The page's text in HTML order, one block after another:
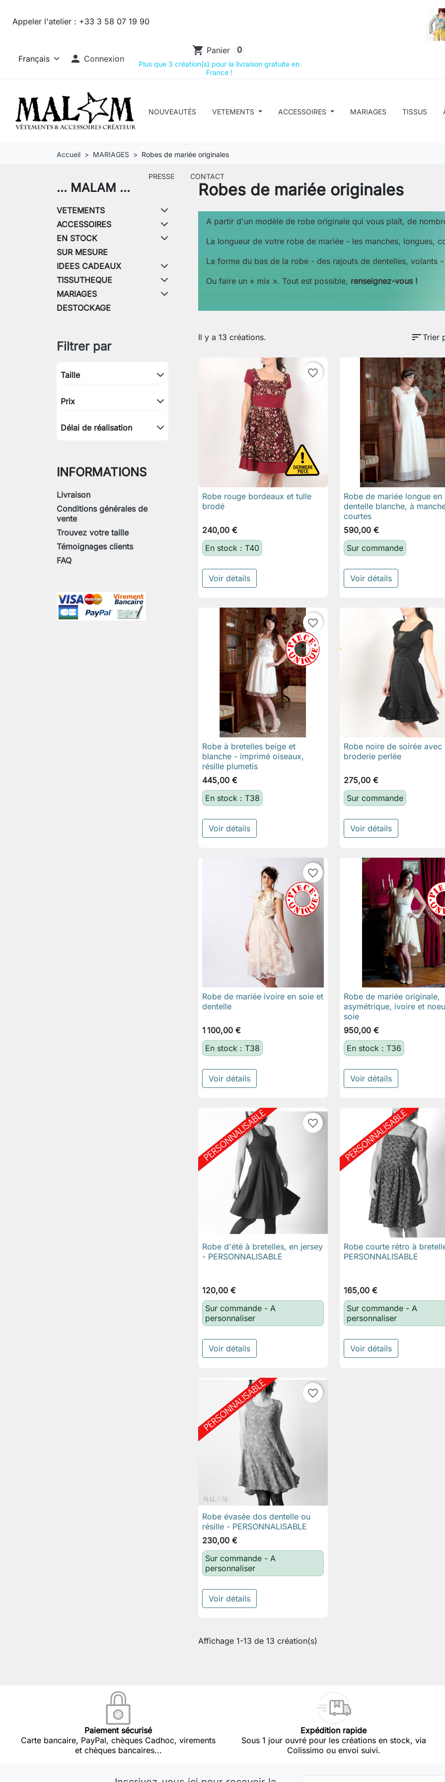
Appeler l'atelier : +33 3 58 07 19 90
 Connexion
shopping_cart Panier 0
Plus que 3 création(s) pour la livraison gratuite en
France !
NOUVEAUTÉS VETEMENTS ACCESSOIRES MARIAGES TISSUS
PRESSE CONTACT
Accueil MARIAGES Robes de mariée originales
... MALAM ...
VETEMENTS
ACCESSOIRES
EN STOCK
SUR MESURE
IDEES CADEAUX
TISSUTHEQUE
MARIAGES
DESTOCKAGE
Filtrer par
Taille
Prix
Délai de réalisation
INFORMATIONS
Livraison
Conditions générales de
vente
Trouvez votre taille
Témoignages clients
FAQ
Robes de mariée originales
A partir d'un modèle de robe originale qui vous plaît, de
La longueur de votre robe de mariée - les manches, longues,
La forme du bas de la robe - des rajouts de dentelles, volants
Ou faire un « mix ». Tout est possible, renseignez-vous!
Il y a 13 créations. sortTrier
favorite_border
 Aperçu rapide
Robe rouge bordeaux et tulle
brodé
240,00 €
En stock : T40
Voir détails
 Aperçu rapide
Robe de mariée longue en
dentelle blanche, à
courtes
590,00 €
Sur commande
Voir détails
favorite_border
 Aperçu rapide
Robe à bretelles beige et
blanche - imprimé oiseaux,
résille plumetis
445,00 €
En stock : T38
Voir détails
 Aperçu rapide
Robe noire de soirée avec
broderie perlée
275,00 €
Sur commande
Voir détails
favorite_border
 Aperçu rapide
Robe de mariée ivoire en soie et
dentelle
1 100,00 €
En stock : T38
Voir détails
 Aperçu rapide
Robe de mariée originale,
asymétrique, ivoire et
soie
950,00 €
En stock : T36
Voir détails
favorite_border
 Aperçu rapide
Robe d'été à bretelles, en jersey
- PERSONNALISABLE
120,00 €
Sur commande - A
personnaliser
Voir détails
 Aperçu rapide
Robe courte rétro à
PERSONNALISABLE
165,00 €
Sur commande - A
personnaliser
Voir détails
favorite_border
 Aperçu rapide
Robe évasée dos dentelle ou
résille - PERSONNALISABLE
230,00 €
Sur commande - A
personnaliser
Voir détails
Affichage 1-13 de 13 création(s)
Paiement sécurisé
Carte bancaire, PayPal, chèques Cadhoc, virements
et chèques bancaires...
Expédition rapide
Sous 1 jour ouvré pour les créations en stock, via
Colissimo ou envoi suivi.